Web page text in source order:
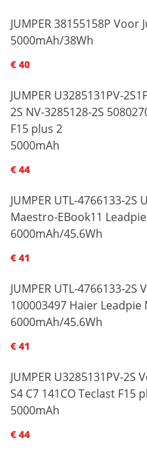
JUMPER 38155158P Voor
5000mAh/38Wh
€ 40
JUMPER U3285131PV-
2S NV-3285128-2S
F15 plus 2
5000mAh
€ 44
JUMPER UTL-4766133-2S
Maestro-EBook11
6000mAh/45.6Wh
€ 41
JUMPER UTL-4766133-
100003497 Haier Leadpie
6000mAh/45.6Wh
€ 41
JUMPER U3285131PV-
S4 C7 141CO Teclast F15
5000mAh
€ 44